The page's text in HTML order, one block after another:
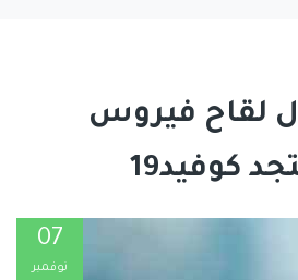
لقاح فيروس
كوفيد19
07
نوفمبر